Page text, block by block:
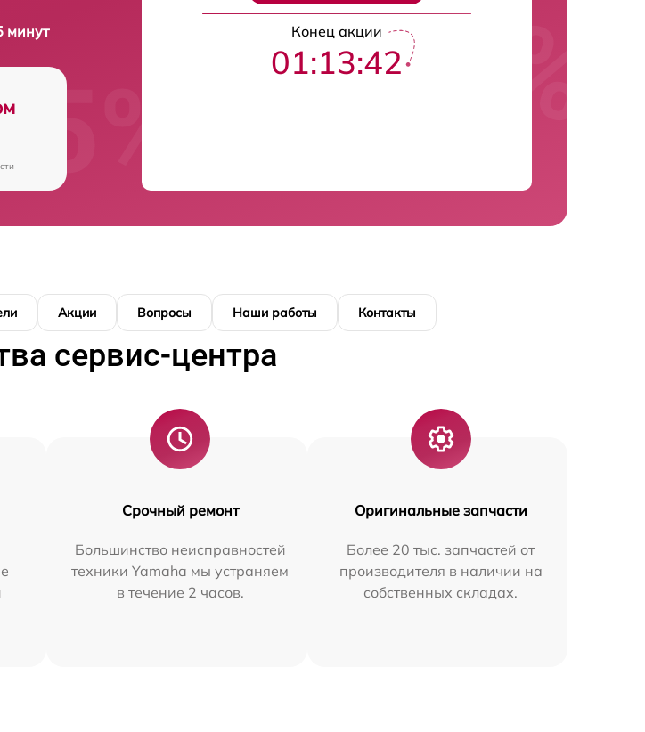
минут Конец акции
01:13:41
Акции Вопросы Наши работы Контакты
сервис-центра
Срочный ремонт
Большинство неисправностей
техники Yamaha мы устраняем
в течение 2 часов.
Оригинальные запчасти
Более 20 тыс. запчастей от
производителя в наличии на
собственных складах.